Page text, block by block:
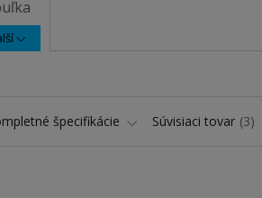
špecifikácie Súvisiaci tovar 3